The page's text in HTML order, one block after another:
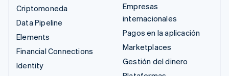
Criptomoneda
Data Pipeline
Elements
Financial Connections
Identity
Empresas
internacionales
Pagos en la aplicación
Marketplaces
Gestión del dinero